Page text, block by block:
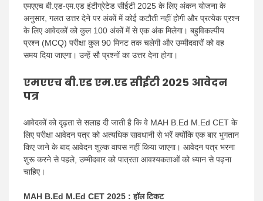
एमएएच बी.एड-एम.एड इंटीग्रेटेड सीईटी 2025 के लिए अंकन योजना के
अनुसार, गलत उत्तर देने पर अंकों में कोई कटौती नहीं होगी और प्रत्येक प्रश्न
के लिए आवेदकों को कुल 100 अंकों में से एक अंक मिलेगा। बहुविकल्पीय
प्रश्न (MCQ) परीक्षा कुल 90 मिनट तक चलेगी और उम्मीदवारों को वह
समय दिया जाएगा। उन्हें सौ प्रश्नों का उत्तर देना होगा।
एमएएच बी.एड एम.एड सीईटी 2025 आवेदन
पत्र
आवेदकों को दृढ़ता से सलाह दी जाती है कि वे MAH B.Ed M.Ed CET के
लिए परीक्षा आवेदन पत्र को अत्यधिक सावधानी से भरें क्योंकि एक बार भुगतान
किए जाने के बाद आवेदन शुल्क वापस नहीं किया जाएगा। आवेदन पत्र भरना
शुरू करने से पहले, उम्मीदवार को पात्रता आवश्यकताओं को ध्यान से पढ़ना
चाहिए।
MAH B.Ed M.Ed CET 2025 : हॉल टिकट